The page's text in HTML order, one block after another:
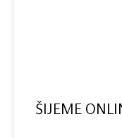
ŠIJEME